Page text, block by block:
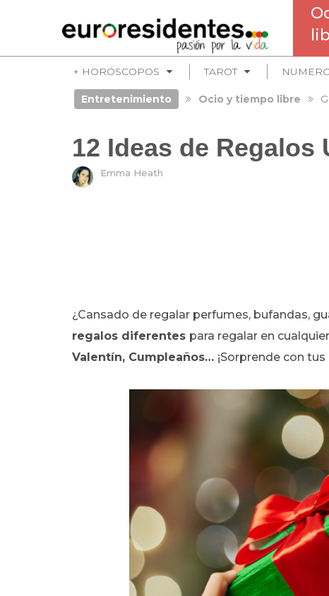
+ HORÓSCOPOS TAROT
Entretenimiento Ocio y tiempo libre
12 Ideas de
Emma Heath
¿Cansado de regalar perfumes, bufandas,
regalos diferentes para regalar en
Valentín, Cumpleaños… ¡Sorprende con